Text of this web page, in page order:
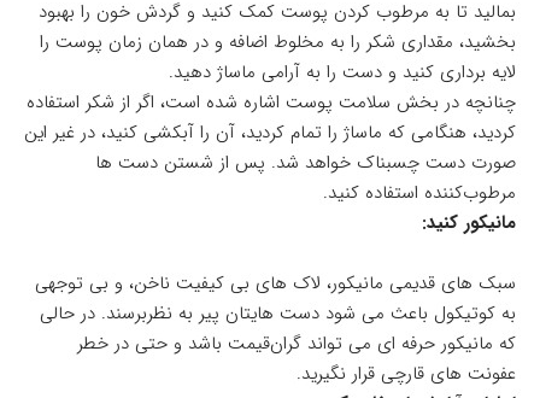
بمالید تا به مرطوب کردن پوست کمک کنید و گردش خون را بهبود
بخشید، مقداری شکر را به مخلوط اضافه و در همان زمان پوست را
لایه برداری کنید و دست را به آرامی ماساژ دهید.
چنانچه در بخش سلامت پوست اشاره شده است، اگر از شکر استفاده
کردید، هنگامی که ماساژ را تمام کردید، آن را آبکشی کنید، در غیر این
صورت دست چسبناک خواهد شد. پس از شستن دست ها
مرطوب‌کننده استفاده کنید.
مانیکور کنید:
سبک های قدیمی مانیکور، لاک های بی کیفیت ناخن، و بی توجهی
به کوتیکول باعث می شود دست هایتان پیر به نظربرسند. در حالی
که مانیکور حرفه ای می تواند گران‌قیمت باشد و حتی در خطر
عفونت های قارچی قرار نگیرید.